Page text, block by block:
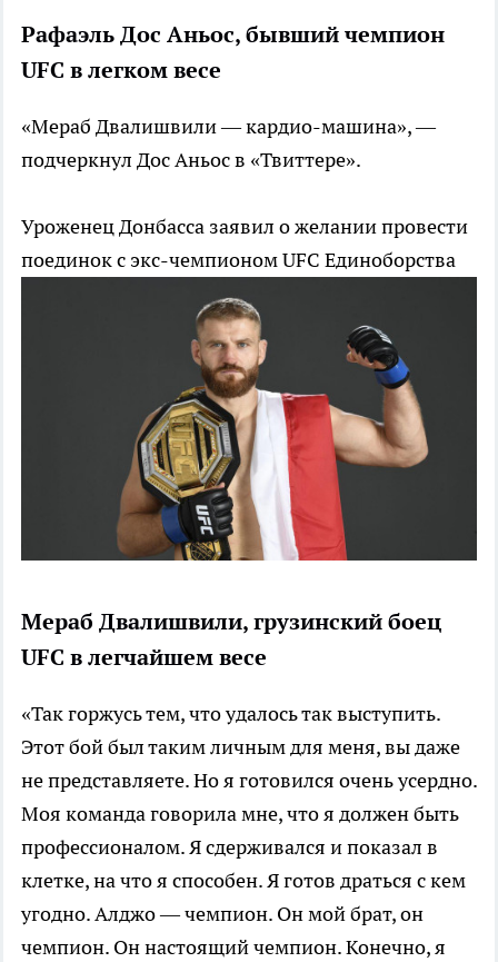
Рафаэль Дос Аньос, бывший чемпион
UFC в легком весе
«Мераб Двалишвили — кардио-машина», —
подчеркнул Дос Аньос в «Твиттере».
Уроженец Донбасса заявил о желании провести
поединок с экс-чемпионом UFC Единоборства
Мераб Двалишвили, грузинский боец
UFC в легчайшем весе
«Так горжусь тем, что удалось так выступить.
Этот бой был таким личным для меня, вы даже
не представляете. Но я готовился очень усердно.
Моя команда говорила мне, что я должен быть
профессионалом. Я сдерживался и показал в
клетке, на что я способен. Я готов драться с кем
угодно. Алджо — чемпион. Он мой брат, он
чемпион. Он настоящий чемпион. Конечно, я